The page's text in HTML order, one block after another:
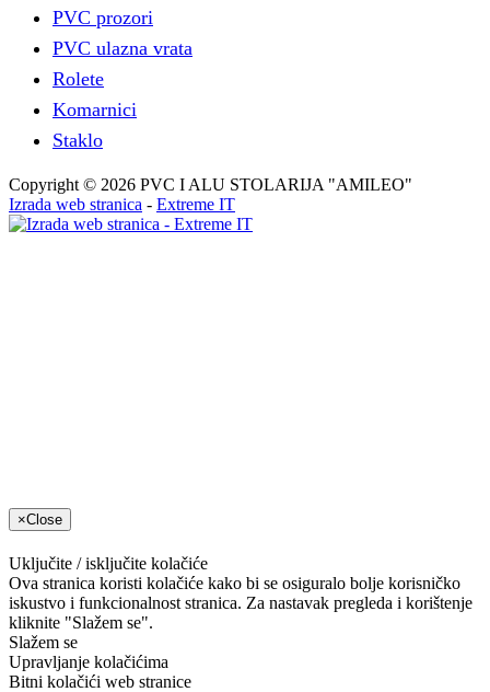
PVC prozori
PVC ulazna vrata
Rolete
Komarnici
Staklo
Copyright © 2026 PVC I ALU STOLARIJA "AMILEO"
Izrada web stranica - Extreme IT
×Close
Ova stranica koristi kolačiće kako bi se osiguralo bolje korisničko
iskustvo i funkcionalnost stranica. Za nastavak pregleda i korištenje
kliknite "Slažem se".
Slažem se
Upravljanje kolačićima
Bitni kolačići web stranice